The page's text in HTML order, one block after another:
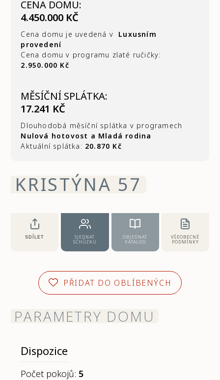
KRISTÝNA 57
SDÍLET SJEDNAT
SCHŮZKU
OBJEDNAT
KATALOG
VŠEOBECNÉ
PODMÍNKY
PŘIDAT DO OBLÍBENÝCH
CENA DOMU:
4.450.000 KČ
Cena domu je uvedená v Luxusním
provedení
Cena domu v programu zlaté ručičky:
2.950.000 Kč
MĚSÍČNÍ SPLÁTKA:
17.241 KČ
Dlouhodobá měsíční splátka v programech
Nulová hotovost a Mladá rodina
Aktuální splátka: 20.870 Kč
PARAMETRY DOMU
Dispozice
Počet pokojů: 5